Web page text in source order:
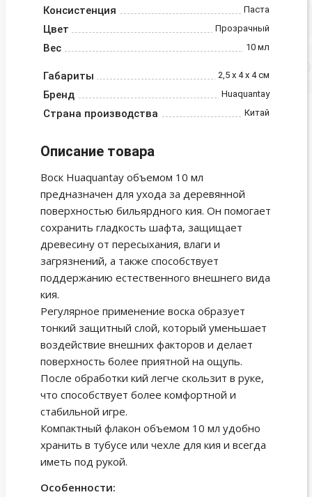
Консистенция Паста
Цвет Прозрачный
Вес 10 мл
Габариты 2,5 x 4 x 4 см
Бренд Huaquantay
Страна производства Китай
Описание товара
Воск Huaquantay объемом 10 мл
предназначен для ухода за деревянной
поверхностью бильярдного кия. Он помогает
сохранить гладкость шафта, защищает
древесину от пересыхания, влаги и
загрязнений, а также способствует
поддержанию естественного внешнего вида
кия.
Регулярное применение воска образует
тонкий защитный слой, который уменьшает
воздействие внешних факторов и делает
поверхность более приятной на ощупь.
После обработки кий легче скользит в руке,
что способствует более комфортной и
стабильной игре.
Компактный флакон объемом 10 мл удобно
хранить в тубусе или чехле для кия и всегда
иметь под рукой.
Особенности: